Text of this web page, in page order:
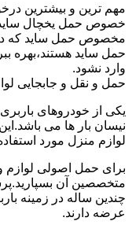
مهم ترین و بیشترین
خصوص حمل یخچال ساید
مخصوص حمل ساید که
حمل ساید هستند،بهره
وارد نشود.
حمل و نقل و جابجایی
یکی از خودروهای
نیسان بار ها می
لوازم منزل مورد
برای حمل اصولی لوازم و
متخصصین آن
چندین ساله در زمینه
عرضه دارند.